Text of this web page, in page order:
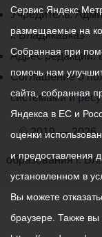
Учредитель:
г. Владикавказ
Адрес
Соглашение о
системами и
© 2019 — 2026.
образования г.
Сервис Яндекс
размещаемые на
Собранная при
помочь нам
сайта, собранная
Яндекса в ЕС и
оценки
и предоставления
установленном в
Вы можете
браузере. Также